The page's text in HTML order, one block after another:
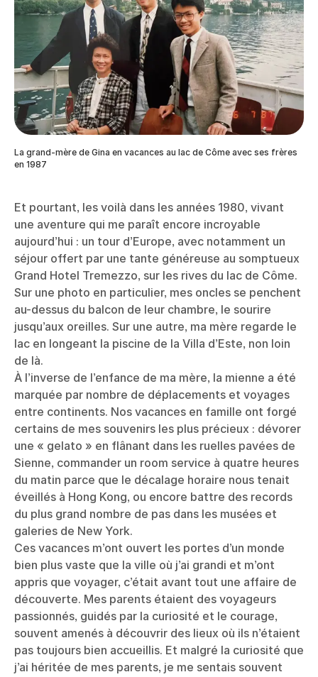
La grand-mère de Gina en vacances au lac de Côme avec ses frères
en 1987
Et pourtant, les voilà dans les années 1980, vivant
une aventure qui me paraît encore incroyable
aujourd’hui : un tour d’Europe, avec notamment un
séjour offert par une tante généreuse au somptueux
Grand Hotel Tremezzo, sur les rives du lac de Côme.
Sur une photo en particulier, mes oncles se penchent
au-dessus du balcon de leur chambre, le sourire
jusqu’aux oreilles. Sur une autre, ma mère regarde le
lac en longeant la piscine de la Villa d’Este, non loin
de là.
À l’inverse de l’enfance de ma mère, la mienne a été
marquée par nombre de déplacements et voyages
entre continents. Nos vacances en famille ont forgé
certains de mes souvenirs les plus précieux : dévorer
une « gelato » en flânant dans les ruelles pavées de
Sienne, commander un room service à quatre heures
du matin parce que le décalage horaire nous tenait
éveillés à Hong Kong, ou encore battre des records
du plus grand nombre de pas dans les musées et
galeries de New York.
Ces vacances m’ont ouvert les portes d’un monde
bien plus vaste que la ville où j’ai grandi et m’ont
appris que voyager, c’était avant tout une affaire de
découverte. Mes parents étaient des voyageurs
passionnés, guidés par la curiosité et le courage,
souvent amenés à découvrir des lieux où ils n’étaient
pas toujours bien accueillis. Et malgré la curiosité que
j’ai héritée de mes parents, je me sentais souvent